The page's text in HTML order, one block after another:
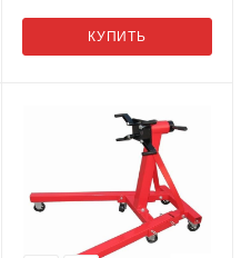
КУПИТЬ